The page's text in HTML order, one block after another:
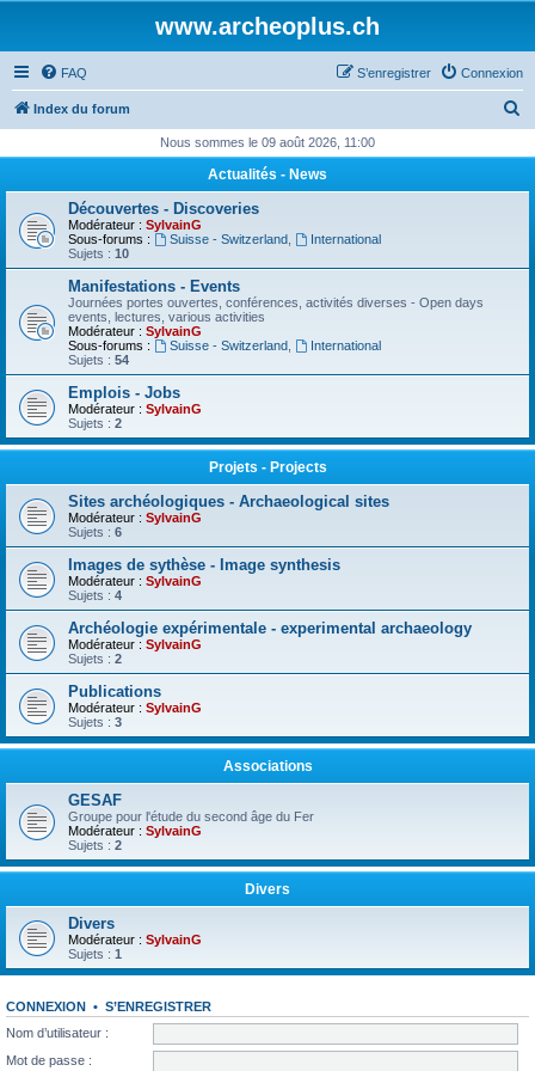
www.archeoplus.ch
FAQ Connexion
S’enregistrer
Index du forum
h
Nous sommes le 09 août 2026, 11:00
Actualités - News
Découvertes - Discoveries
Modérateur : SylvainG
Sous-forums :
Suisse - Switzerland,
International
Sujets : 10
Manifestations - Events
Journées portes ouvertes, conférences, activités diverses - Open days
events, lectures, various activities
Modérateur : SylvainG
Sous-forums :
Suisse - Switzerland,
International
Sujets : 54
Emplois - Jobs
Modérateur : SylvainG
Sujets : 2
Projets - Projects
Sites archéologiques - Archaeological sites
Modérateur : SylvainG
Sujets : 6
Images de sythèse - Image synthesis
Modérateur : SylvainG
Sujets : 4
Archéologie expérimentale - experimental archaeology
Modérateur : SylvainG
Sujets : 2
Publications
Modérateur : SylvainG
Sujets : 3
Associations
GESAF
Groupe pour l'étude du second âge du Fer
Modérateur : SylvainG
Sujets : 2
Divers
Divers
Modérateur : SylvainG
Sujets : 1
CONNEXION • S’ENREGISTRER
Nom d’utilisateur :
Mot de passe :